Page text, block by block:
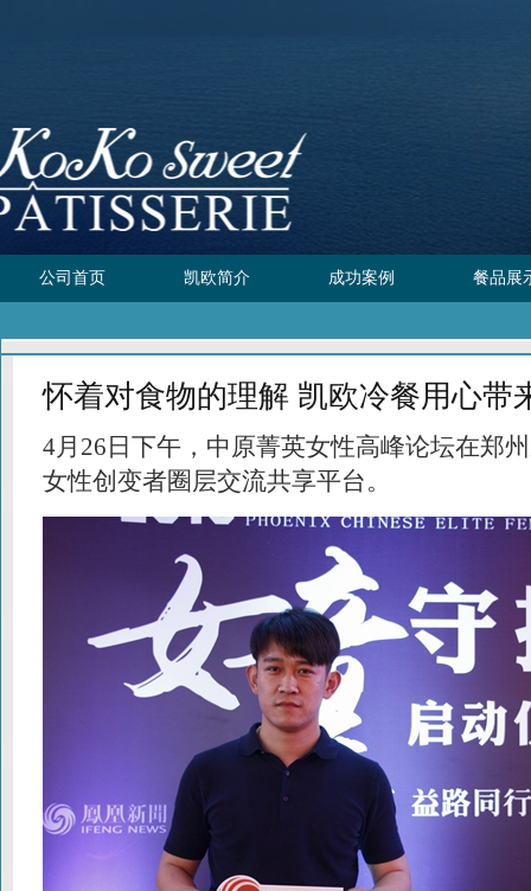
公司首页 凯欧简介 成功案例 餐品展
怀着对食物的理解 凯欧冷餐用心带
4月26日下午，中原菁英女性高峰论坛在郑
女性创变者圈层交流共享平台。